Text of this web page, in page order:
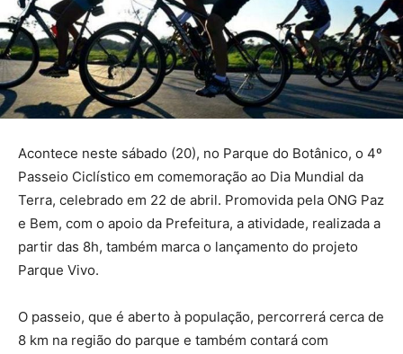
Acontece neste sábado (20), no Parque do Botânico, o 4º
Passeio Ciclístico em comemoração ao Dia Mundial da
Terra, celebrado em 22 de abril. Promovida pela ONG Paz
e Bem, com o apoio da Prefeitura, a atividade, realizada a
partir das 8h, também marca o lançamento do projeto
Parque Vivo.
O passeio, que é aberto à população, percorrerá cerca de
8 km na região do parque e também contará com